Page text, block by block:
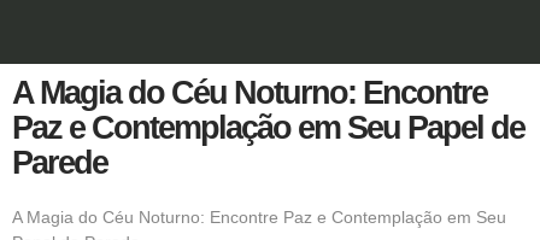
A Magia do Céu Noturno: Encontre
Paz e Contemplação em Seu Papel de
Parede
A Magia do Céu Noturno: Encontre Paz e Contemplação em Seu